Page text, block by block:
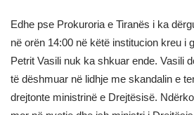
Edhe pse Prokuroria e Tiranës i ka
në orën 14:00 në këtë institucion kreu i
Petrit Vasili nuk ka shkuar ende. Vasili
të dëshmuar në lidhje me skandalin e
drejtonte ministrinë e Drejtësisë.